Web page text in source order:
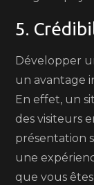
5.
Développer
un avantage
En effet, un
des visiteurs
présentation
une
que vous